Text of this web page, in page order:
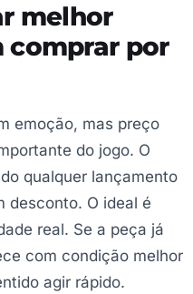
melhor
comprar por
emoção, mas preço
do jogo. O
qualquer lançamento
desconto. O ideal é
real. Se a peça já
com condição melhor
agir rápido.